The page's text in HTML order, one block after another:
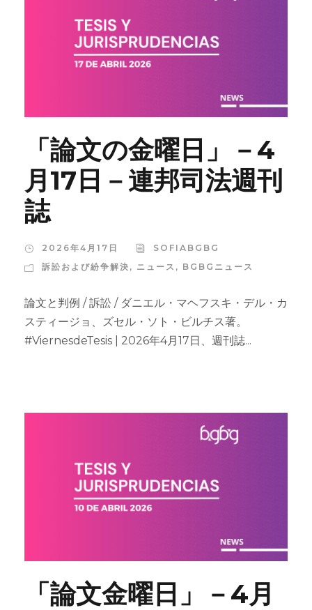
「論文の金曜日」－4
月17日－連邦司法週刊
誌
2026年4月17日
SOFIABGBG
訴訟および紛争解決 , ニュース , BGBGニュース
論文と判例 / 訴訟 / ダニエル・マヘフスキ・デル・カ
スティージョ、ズセル・ソト・ビルチス著。
#ViernesdeTesis | 2026年4月17日、週刊誌...
「論文金曜日」－4月